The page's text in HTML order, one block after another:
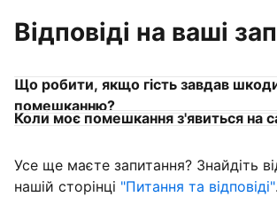
Відповіді на ваші
Що робити, якщо гість завдав
помешканню?
Коли моє помешкання з'явиться на
Усе ще маєте запитання? Знайдіть
нашій сторінці "Питання та відповіді".